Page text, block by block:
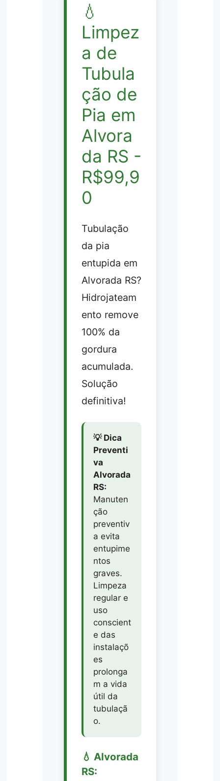
💧
Limpez
a de
Tubula
ção de
Pia em
Alvora
da RS -
R$99,9
0
Tubulação
da pia
entupida em
Alvorada RS?
Hidrojateam
ento remove
100% da
gordura
acumulada.
Solução
definitiva!
💡 Dica
Preventi
va
Alvorada
RS:
Manuten
ção
preventiv
a evita
entupime
ntos
graves.
Limpeza
regular e
uso
conscient
e das
instalaçõ
es
prolonga
m a vida
útil da
tubulaçã
o.
💧 Alvorada
RS: